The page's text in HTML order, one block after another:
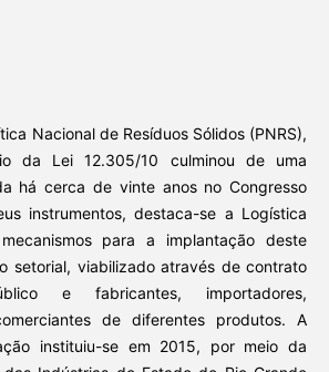
Nacional de Resíduos Sólidos (PNRS),
da Lei 12.305/10 culminou de uma
há cerca de vinte anos no Congresso
instrumentos, destaca-se a Logística
para a implantação deste
setorial, viabilizado através de contrato
e fabricantes, importadores,
de diferentes produtos. A
instituiu-se em 2015, por meio da